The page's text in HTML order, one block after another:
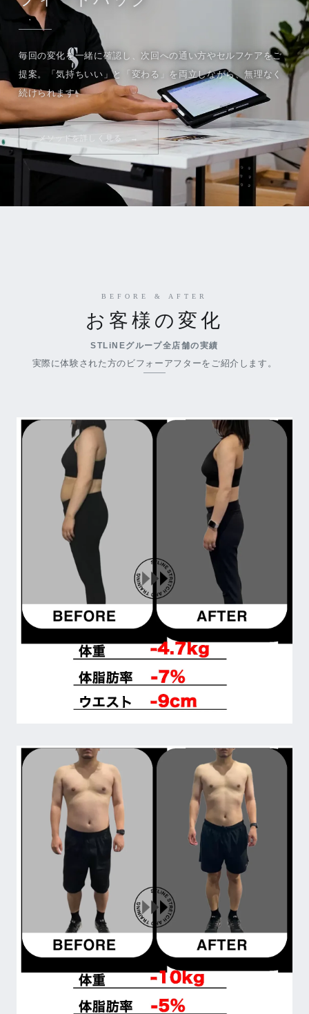
毎回の変化を一緒に確認し、次回への通い方やセルフケアをご
提案。「気持ちいい」と「変わる」を両立しながら、無理なく
続けられます。
メソッドを詳しく見る
BEFORE & AFTER
お客様の変化
STLiNEグループ全店舗の実績
実際に体験された方のビフォーアフターをご紹介します。